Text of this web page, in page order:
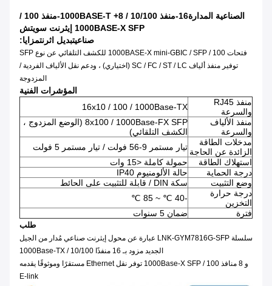
الصناعية المدارة16-منفذ 10/100 / 1000BASE-T + 8
-منفذ 100 /
1000BASE-X SFP إيثرنت سويتش
صناعيتبديل اثرنتمزايا:
فتحات 100 / 1000BASE-X mini-GBIC / SFP للكشف التلقائي عن نوع SFP
توفير منفذ ألياف SC / FC / ST / LC (اختياري) ، ودعم نقل الألياف الفردية /
المزدوجة
المؤشرات الفنية
منفذ RJ45
والسرعة
16x10 / 100 / 1000Base-TX
منفذ الألياف
والسرعة
8x100 / 1000Base-FX SFP (الوضع المزدوج ،
الكشف التلقائي)
مدخلات الطاقة
الزائدة عن الحاجة تيار مستمر 9-56 فولت / تيار مستمر 5 فولت
استهلاك الطاقة
حمولة كاملة <15 وات
درجة الحماية
حالة الألومنيوم IP40
وضع التثبيت
سكة DIN / قابلة للتثبيت على الحائط
درجة حرارة
التخزين
-40 ℃ ~ 85 ℃
فترة
ضمان 5 سنوات
طلب
سلسلة LNK-GYM7816G-SFP عبارة عن محول إيثرنت صناعي مُدار من الجيل
الجديد مزود بـ 16 منفذًا 10/100 / 1000Base-TX
و 8 منافذ 100 / 1000Base-X SFP توفر نقل Ethernet مستقرًا وموثوقًا يقدمه
E-link